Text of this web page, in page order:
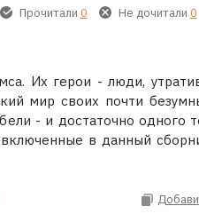
Прочитали 0 Не дочитали 0
Их герои - люди,
мир своих почти
- и достаточно одного
в данный